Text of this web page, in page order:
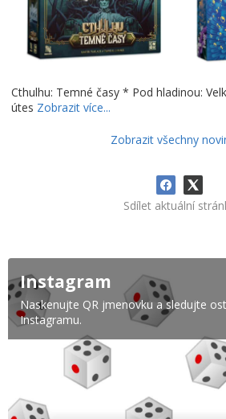
Cthulhu: Temné časy * Pod hladinou:
útes Zobrazit více...
Zobrazit všechny
Sdílet aktuální
Instagram
Naskenujte QR jmenovku a sledujte
Instagramu.